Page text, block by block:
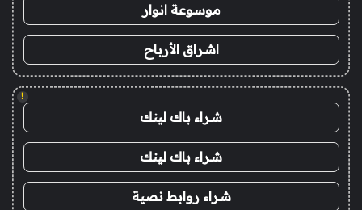
موسوعة انوار
اشراق الأرباح
!
شراء باك لينك
شراء باك لينك
شراء روابط نصية